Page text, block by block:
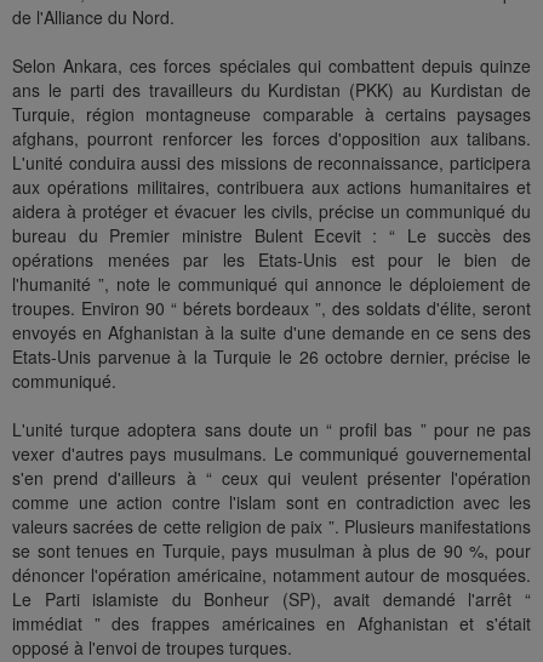
de l'Alliance du Nord.
Selon Ankara, ces forces spéciales qui combattent depuis quinze
ans le parti des travailleurs du Kurdistan (PKK) au Kurdistan de
Turquie, région montagneuse comparable à certains paysages
afghans, pourront renforcer les forces d'opposition aux talibans.
L'unité conduira aussi des missions de reconnaissance, participera
aux opérations militaires, contribuera aux actions humanitaires et
aidera à protéger et évacuer les civils, précise un communiqué du
bureau du Premier ministre Bulent Ecevit : “ Le succès des
opérations menées par les Etats-Unis est pour le bien de
l'humanité ”, note le communiqué qui annonce le déploiement de
troupes. Environ 90 “ bérets bordeaux ”, des soldats d'élite, seront
envoyés en Afghanistan à la suite d'une demande en ce sens des
Etats-Unis parvenue à la Turquie le 26 octobre dernier, précise le
communiqué.
L'unité turque adoptera sans doute un “ profil bas ” pour ne pas
vexer d'autres pays musulmans. Le communiqué gouvernemental
s'en prend d'ailleurs à “ ceux qui veulent présenter l'opération
comme une action contre l'islam sont en contradiction avec les
valeurs sacrées de cette religion de paix ”. Plusieurs manifestations
se sont tenues en Turquie, pays musulman à plus de 90 %, pour
dénoncer l'opération américaine, notamment autour de mosquées.
Le Parti islamiste du Bonheur (SP), avait demandé l'arrêt “
immédiat ” des frappes américaines en Afghanistan et s'était
opposé à l'envoi de troupes turques.